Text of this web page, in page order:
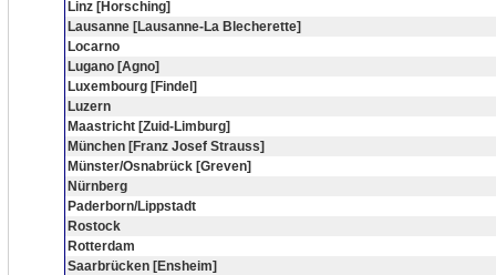
Linz [Horsching]
Lausanne [Lausanne-La Blecherette]
Locarno
Lugano [Agno]
Luxembourg [Findel]
Luzern
Maastricht [Zuid-Limburg]
München [Franz Josef Strauss]
Münster/Osnabrück [Greven]
Nürnberg
Paderborn/Lippstadt
Rostock
Rotterdam
Saarbrücken [Ensheim]